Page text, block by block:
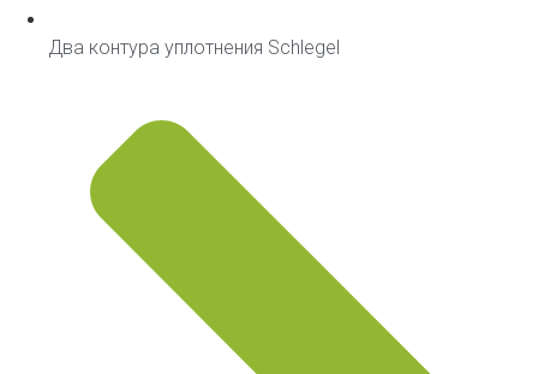
Два контура уплотнения Schlegel